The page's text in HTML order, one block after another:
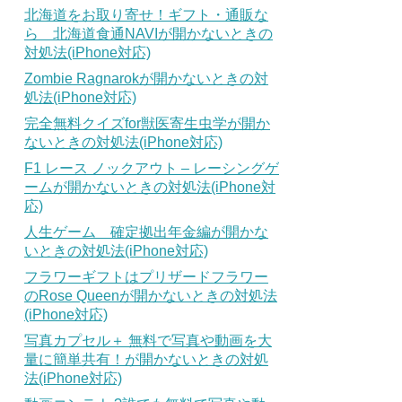
北海道をお取り寄せ！ギフト・通販な
ら 北海道食通NAVIが開かないときの
対処法(iPhone対応)
Zombie Ragnarokが開かないときの対
処法(iPhone対応)
完全無料クイズfor獣医寄生虫学が開か
ないときの対処法(iPhone対応)
F1 レース ノックアウト – レーシングゲ
ームが開かないときの対処法(iPhone対
応)
人生ゲーム 確定拠出年金編が開かな
いときの対処法(iPhone対応)
フラワーギフトはプリザードフラワー
のRose Queenが開かないときの対処法
(iPhone対応)
写真カプセル＋ 無料で写真や動画を大
量に簡単共有！が開かないときの対処
法(iPhone対応)